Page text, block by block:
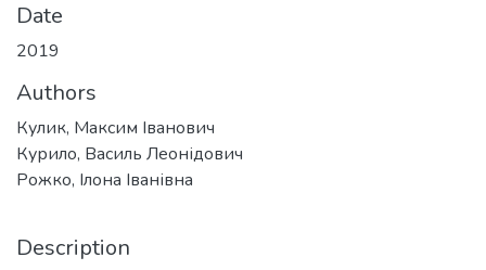
Date
2019
Authors
Кулик, Максим Іванович
Курило, Василь Леонідович
Рожко, Ілона Іванівна
Description